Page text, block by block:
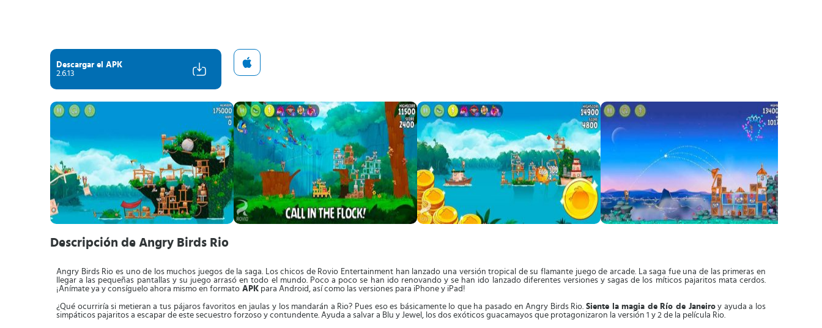
Descargar el APK
2.6.13
Descripción de Angry Birds Rio
Angry Birds Rio es uno de los muchos juegos de la saga. Los chicos de Rovio Entertainment han lanzado una versión tropical de su flamante juego de arcade. La saga fue una de las primeras en
llegar a las pequeñas pantallas y su juego arrasó en todo el mundo. Poco a poco se han ido renovando y se han ido lanzado diferentes versiones y sagas de los míticos pajaritos mata cerdos.
¡Anímate ya y consíguelo ahora mismo en formato APK para Android, así como las versiones para iPhone y iPad!
¿Qué ocurriría si metieran a tus pájaros favoritos en jaulas y los mandarán a Rio? Pues eso es básicamente lo que ha pasado en Angry Birds Rio.Siente la magia de Río de Janeiroy ayuda a los
simpáticos pajaritos a escapar de este secuestro forzoso y contundente. Ayuda a salvar a Blu y Jewel, los dos exóticos guacamayos que protagonizaron la versión 1 y 2 de la película Rio.